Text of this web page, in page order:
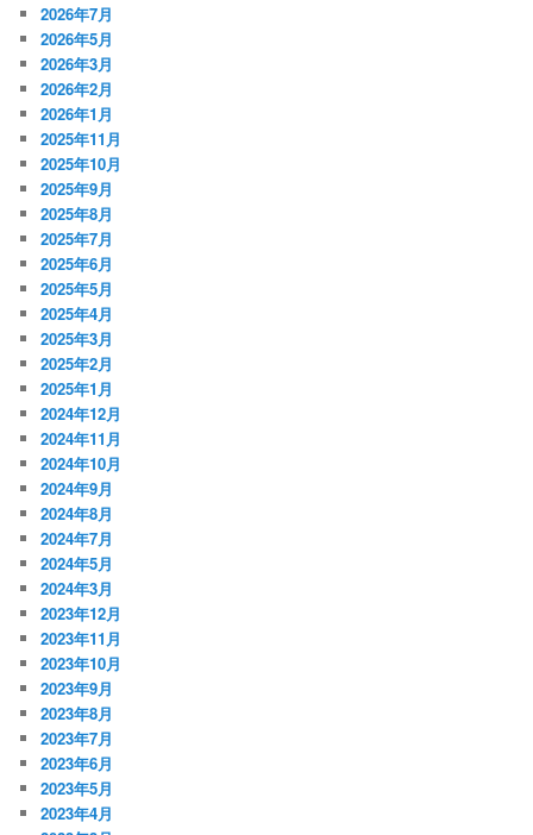
2026年7月
2026年5月
2026年3月
2026年2月
2026年1月
2025年11月
2025年10月
2025年9月
2025年8月
2025年7月
2025年6月
2025年5月
2025年4月
2025年3月
2025年2月
2025年1月
2024年12月
2024年11月
2024年10月
2024年9月
2024年8月
2024年7月
2024年5月
2024年3月
2023年12月
2023年11月
2023年10月
2023年9月
2023年8月
2023年7月
2023年6月
2023年5月
2023年4月